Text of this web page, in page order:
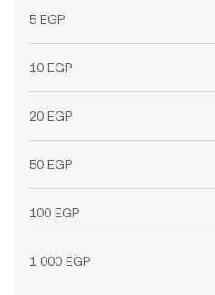
5 EGP
10 EGP
20 EGP
50 EGP
100 EGP
1 000 EGP